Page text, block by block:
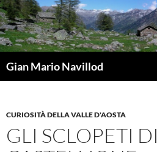
Vai
al
contenuto
Gian Mario Navillod
CURIOSITÀ DELLA VALLE D'AOSTA
GLI SCLOPETI DI